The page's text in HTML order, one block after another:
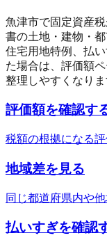
魚津市で固定資産
書の土地・建物・
住宅用地特例、払
た場合は、評価額
整理しやすくなりま
評価額を確認す
税額の根拠になる
地域差を見る
同じ都道府県内や
払いすぎを確認